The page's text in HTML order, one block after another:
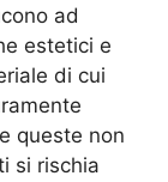
ad
estetici e
di cui
queste non
si rischia